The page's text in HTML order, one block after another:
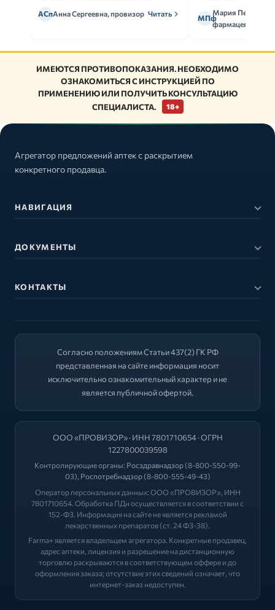
АСпАнна Сергеевна, провизор Читать МПф
Мария Петрова,
фармацевт
ИМЕЮТСЯ ПРОТИВОПОКАЗАНИЯ. НЕОБХОДИМО
ОЗНАКОМИТЬСЯ С ИНСТРУКЦИЕЙ ПО
ПРИМЕНЕНИЮ ИЛИ ПОЛУЧИТЬ КОНСУЛЬТАЦИЮ
СПЕЦИАЛИСТА.
18+
Агрегатор предложений аптек с раскрытием
конкретного продавца.
НАВИГАЦИЯ
ДОКУМЕНТЫ
КОНТАКТЫ
Согласно положениям Статьи 437(2) ГК РФ
представленная на сайте информация носит
исключительно ознакомительный характер и не
является публичной офертой.
ООО «ПРОВИЗОР» · ИНН 7801710654 · ОГРН
1227800039598
Контролирующие органы: Росздравнадзор(8-800-550-99-
03), Роспотребнадзор(8-800-555-49-43)
Оператор персональных данных: ООО «ПРОВИЗОР», ИНН
7801710654. Обработка ПДн осуществляется в соответствии с
152-ФЗ. Информация на сайте не является рекламой
лекарственных препаратов (ст. 24 ФЗ-38).
Farma+ является владельцем агрегатора. Конкретные продавец,
адрес аптеки, лицензия и разрешение на дистанционную
торговлю раскрываются в соответствующем оффере и до
оформления заказа; отсутствие этих сведений означает, что
интернет-заказ недоступен.